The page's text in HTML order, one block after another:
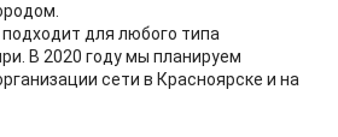
для любого типа
В 2020 году мы планируем
сети в Красноярске и на